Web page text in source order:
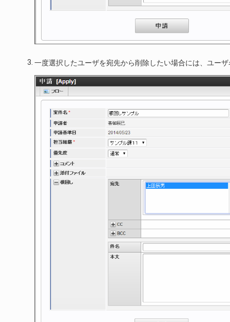
一度選択したユーザを宛先から削除したい場合には、ユー